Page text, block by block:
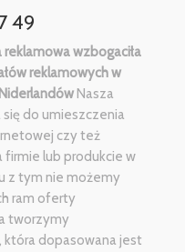
49
wzbogaciła
reklamowych w
Nasza
do umieszczenia
czy też
firmie lub produkcie w
z tym nie możemy
ram oferty
tworzymy
która dopasowana jest